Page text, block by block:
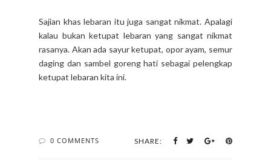
Sajian khas lebaran itu juga sangat nikmat. Apalagi
kalau bukan ketupat lebaran yang sangat nikmat
rasanya. Akan ada sayur ketupat, opor ayam, semur
daging dan sambel goreng hati sebagai pelengkap
ketupat lebaran kita ini.
0 COMMENTS SHARE: